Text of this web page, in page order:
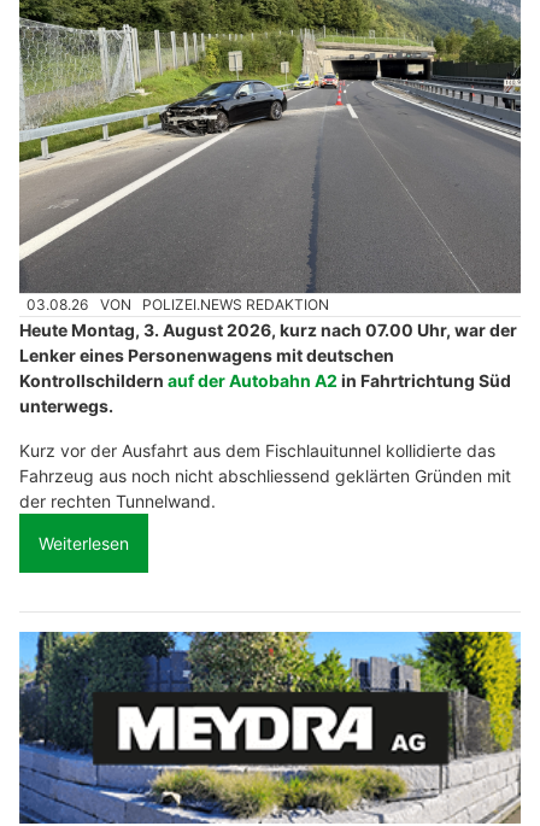
03.08.26 VON POLIZEI.NEWS REDAKTION
Heute Montag, 3. August 2026, kurz nach 07.00 Uhr, war der
Lenker eines Personenwagens mit deutschen
Kontrollschildern auf der Autobahn A2 in Fahrtrichtung Süd
unterwegs.
Kurz vor der Ausfahrt aus dem Fischlauitunnel kollidierte das
Fahrzeug aus noch nicht abschliessend geklärten Gründen mit
der rechten Tunnelwand.
Weiterlesen